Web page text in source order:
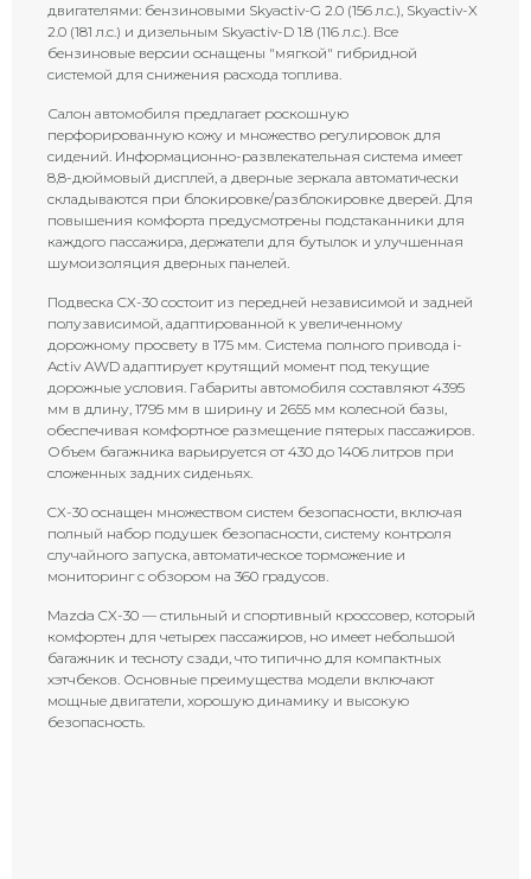
двигателями: бензиновыми Skyactiv-G 2.0 (156 л.с.), Skyactiv-X
2.0 (181 л.с.) и дизельным Skyactiv-D 1.8 (116 л.с.). Все
бензиновые версии оснащены "мягкой" гибридной
системой для снижения расхода топлива.
Салон автомобиля предлагает роскошную
перфорированную кожу и множество регулировок для
сидений. Информационно-развлекательная система имеет
8,8-дюймовый дисплей, а дверные зеркала автоматически
складываются при блокировке/разблокировке дверей. Для
повышения комфорта предусмотрены подстаканники для
каждого пассажира, держатели для бутылок и улучшенная
шумоизоляция дверных панелей.
Подвеска CX-30 состоит из передней независимой и задней
полузависимой, адаптированной к увеличенному
дорожному просвету в 175 мм. Система полного привода i-
Activ AWD адаптирует крутящий момент под текущие
дорожные условия. Габариты автомобиля составляют 4395
мм в длину, 1795 мм в ширину и 2655 мм колесной базы,
обеспечивая комфортное размещение пятерых пассажиров.
Объем багажника варьируется от 430 до 1406 литров при
сложенных задних сиденьях.
CX-30 оснащен множеством систем безопасности, включая
полный набор подушек безопасности, систему контроля
случайного запуска, автоматическое торможение и
мониторинг с обзором на 360 градусов.
Mazda CX-30 — стильный и спортивный кроссовер, который
комфортен для четырех пассажиров, но имеет небольшой
багажник и тесноту сзади, что типично для компактных
хэтчбеков. Основные преимущества модели включают
мощные двигатели, хорошую динамику и высокую
безопасность.